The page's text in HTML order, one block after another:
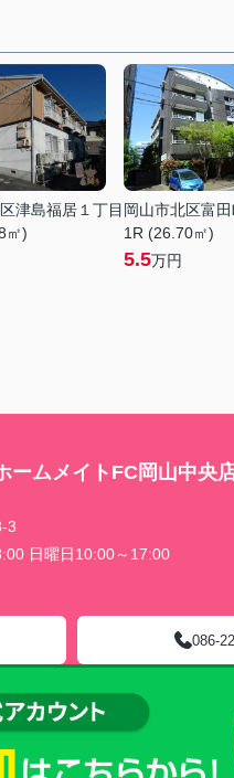
津島福居１丁目
㎡)
岡山市北区富
1R (26.70㎡)
5.5万円
ムメイトFC岡山中央
3
日曜日10:00～17:00
086-